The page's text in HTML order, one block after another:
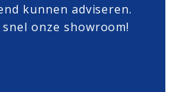
kunnen adviseren.
onze showroom!